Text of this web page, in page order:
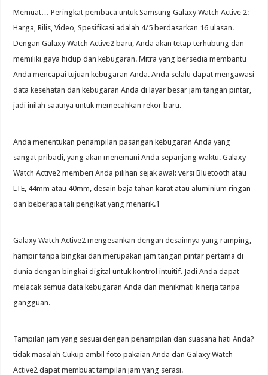
Memuat… Peringkat pembaca untuk Samsung Galaxy Watch Active 2:
Harga, Rilis, Video, Spesifikasi adalah 4/5 berdasarkan 16 ulasan.
Dengan Galaxy Watch Active2 baru, Anda akan tetap terhubung dan
memiliki gaya hidup dan kebugaran. Mitra yang bersedia membantu
Anda mencapai tujuan kebugaran Anda. Anda selalu dapat mengawasi
data kesehatan dan kebugaran Anda di layar besar jam tangan pintar,
jadi inilah saatnya untuk memecahkan rekor baru.
Anda menentukan penampilan pasangan kebugaran Anda yang
sangat pribadi, yang akan menemani Anda sepanjang waktu. Galaxy
Watch Active2 memberi Anda pilihan sejak awal: versi Bluetooth atau
LTE, 44mm atau 40mm, desain baja tahan karat atau aluminium ringan
dan beberapa tali pengikat yang menarik.1
Galaxy Watch Active2 mengesankan dengan desainnya yang ramping,
hampir tanpa bingkai dan merupakan jam tangan pintar pertama di
dunia dengan bingkai digital untuk kontrol intuitif. Jadi Anda dapat
melacak semua data kebugaran Anda dan menikmati kinerja tanpa
gangguan.
Tampilan jam yang sesuai dengan penampilan dan suasana hati Anda?
tidak masalah Cukup ambil foto pakaian Anda dan Galaxy Watch
Active2 dapat membuat tampilan jam yang serasi.